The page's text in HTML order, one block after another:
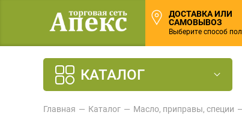
ДОСТАВКА ИЛИ
САМОВЫВОЗ
Выберите способ
КАТАЛОГ
Главная Каталог Масло, приправы, специи